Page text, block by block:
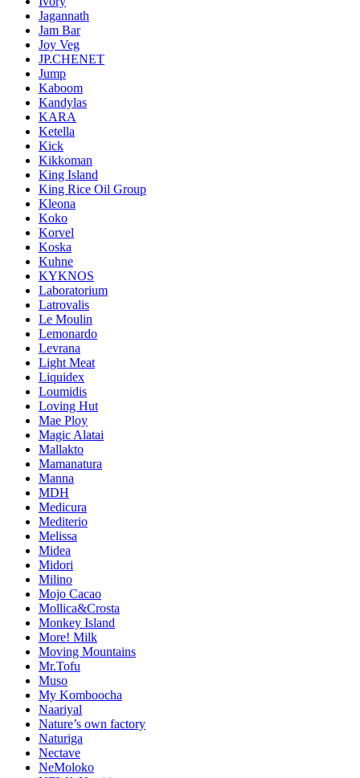
Jagannath
Jam Bar
Joy Veg
JP.CHENET
Jump
Kaboom
Kandylas
KARA
Ketella
Kick
Kikkoman
King Island
King Rice Oil Group
Kleona
Koko
Korvel
Koska
Kuhne
KYKNOS
Laboratorium
Latrovalis
Le Moulin
Lemonardo
Levrana
Light Meat
Liquidex
Loumidis
Loving Hut
Mae Ploy
Magic Alatai
Mallakto
Mamanatura
Manna
MDH
Medicura
Mediterio
Melissa
Midea
Midori
Milino
Mojo Cacao
Mollica&Crosta
Monkey Island
More! Milk
Moving Mountains
Mr.Tofu
Muso
My Komboocha
Naariyal
Nature’s own factory
Naturiga
Nectave
NeMoloko